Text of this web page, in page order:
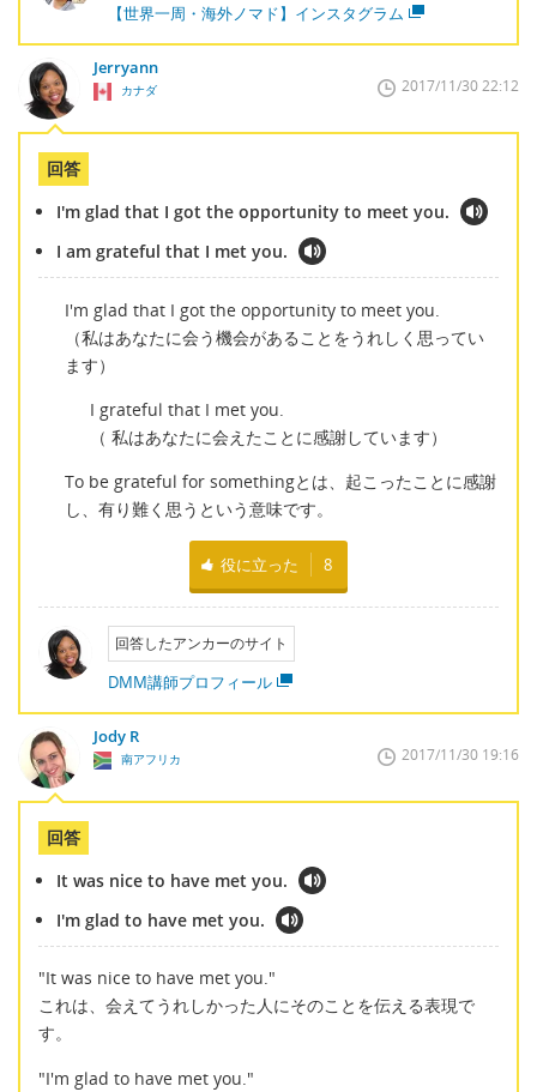
【世界一周・海外ノマド】インスタグラム
Jerryann
カナダ 2017/11/30 22:12
回答
I'm glad that I got the opportunity to meet you.
I am grateful that I met you.
I'm glad that I got the opportunity to meet you.
（私はあなたに会う機会があることをうれしく思ってい
ます）
I grateful that I met you.
（ 私はあなたに会えたことに感謝しています）
To be grateful for somethingとは、起こったことに感謝
し、有り難く思うという意味です。
役に立った 8
回答したアンカーのサイト
DMM講師プロフィール
Jody R
南アフリカ 2017/11/30 19:16
回答
It was nice to have met you.
I'm glad to have met you.
"It was nice to have met you."
これは、会えてうれしかった人にそのことを伝える表現で
す。
"I'm glad to have met you."